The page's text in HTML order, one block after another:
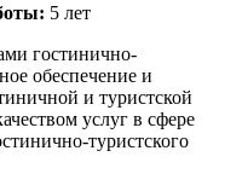
5 лет
гостинично-
обеспечение и
и туристской
услуг в сфере
туристского